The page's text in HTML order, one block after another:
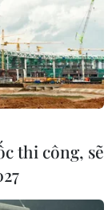
thi công, sẽ